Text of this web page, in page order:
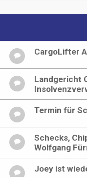
CargoLifter
Landgericht
Termin für
Schecks,
Wolfgang
Joey ist